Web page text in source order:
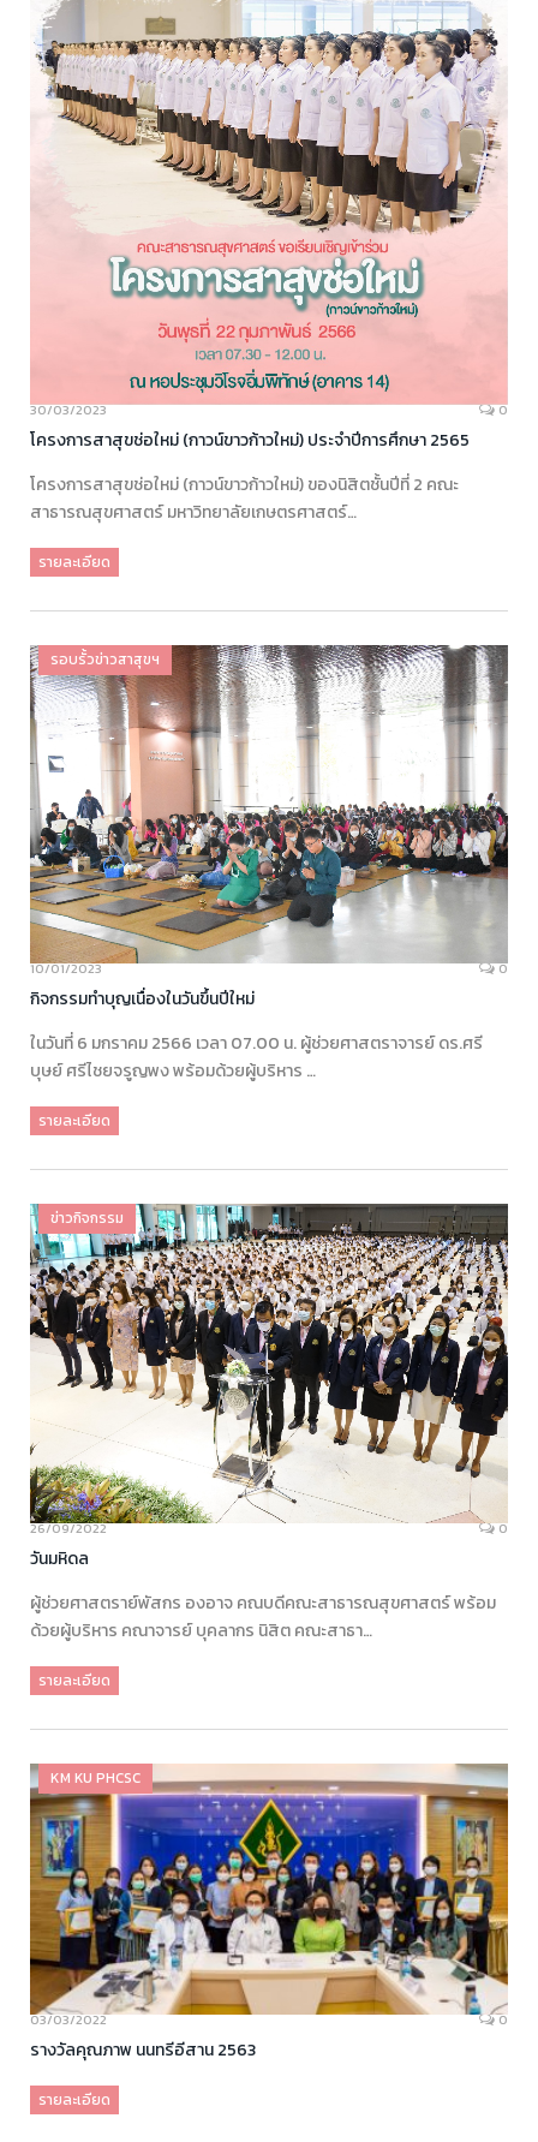
30/03/2023 0
โครงการสาสุขช่อใหม่ (กาวน์ขาวก้าวใหม่) ประจำปีการศึกษา 2565
โครงการสาสุขช่อใหม่ (กาวน์ขาวก้าวใหม่) ของนิสิตชั้นปีที่ 2 คณะ
สาธารณสุขศาสตร์ มหาวิทยาลัยเกษตรศาสตร์…
รายละเอียด
รอบรั้วข่าวสาสุขฯ
10/01/2023 0
กิจกรรมทำบุญเนื่องในวันขึ้นปีใหม่
ในวันที่ 6 มกราคม 2566 เวลา 07.00 น. ผู้ช่วยศาสตราจารย์ ดร.ศรี
บุษย์ ศรีไชยจรูญพง พร้อมด้วยผู้บริหาร …
รายละเอียด
ข่าวกิจกรรม
26/09/2022 0
วันมหิดล
ผู้ช่วยศาสตราย์พัสกร องอาจ คณบดีคณะสาธารณสุขศาสตร์ พร้อม
ด้วยผู้บริหาร คณาจารย์ บุคลากร นิสิต คณะสาธา…
รายละเอียด
KM KU PHCSC
03/03/2022 0
รางวัลคุณภาพ นนทรีอีสาน 2563
รายละเอียด